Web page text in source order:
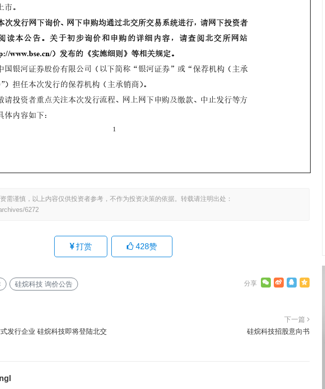
需谨慎，以上内容仅供投资者参考，不作为投资决策的依据。转载请注明出处：
6272
打赏 428赞
硅烷科技 询价公告
发行企业 硅烷科技即将登陆北交
下一篇
硅烷科技招股意向书